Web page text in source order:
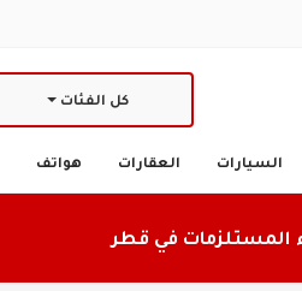
كل الفئات
السيارات العقارات هواتف
المستلزمات في قطر